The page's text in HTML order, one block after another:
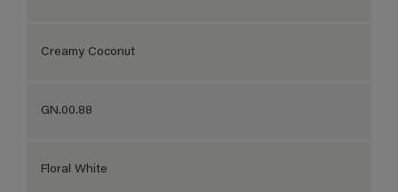
Creamy Coconut
GN.00.88
Floral White